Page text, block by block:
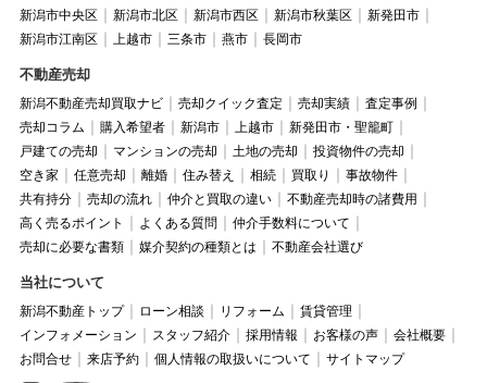
新潟市中央区
新潟市北区 新潟市西区 新潟市秋葉区
新発田市
新潟市江南区
上越市 三条市 燕市 長岡市
不動産売却
新潟不動産売却買取ナビ 売却クイック査定 売却実績
査定事例
売却コラム
購入希望者 新潟市 上越市
新発田市・聖籠町
戸建ての売却
マンションの売却 土地の売却
投資物件の売却
空き家
任意売却 離婚 住み替え 相続 買取り
事故物件
共有持分
売却の流れ 仲介と買取の違い
不動産売却時の諸費用
高く売るポイント
よくある質問
仲介手数料について
売却に必要な書類
媒介契約の種類とは 不動産会社選び
当社について
新潟不動産トップ ローン相談 リフォーム
賃貸管理
インフォメーション
スタッフ紹介 採用情報 お客様の声
会社概要
お問合せ
来店予約 個人情報の取扱いについて サイトマップ